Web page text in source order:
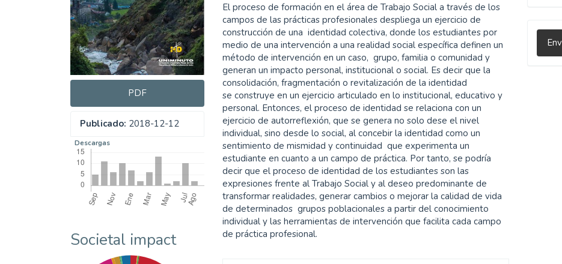
PDF
Publicado: 2018-12-12
Descargas
Societal impact
El proceso de formación en el área de Trabajo Social a través de los
campos de las prácticas profesionales despliega un ejercicio de
construcción de una identidad colectiva, donde los estudiantes por
medio de una intervención a una realidad social específica definen un
método de intervención en un caso, grupo, familia o comunidad y
generan un impacto personal, institucional o social. Es decir que la
consolidación, fragmentación o revitalización de la identidad
se construye en un ejercicio articulado en lo institucional, educativo y
personal. Entonces, el proceso de identidad se relaciona con un
ejercicio de autorreflexión, que se genera no solo dese el nivel
individual, sino desde lo social, al concebir la identidad como un
sentimiento de mismidad y continuidad que experimenta un
estudiante en cuanto a un campo de práctica. Por tanto, se podría
decir que el proceso de identidad de los estudiantes son las
expresiones frente al Trabajo Social y al deseo predominante de
transformar realidades, generar cambios o mejorar la calidad de vida
de determinados grupos poblacionales a partir del conocimiento
individual y las herramientas de intervención que facilita cada campo
de práctica profesional.
un